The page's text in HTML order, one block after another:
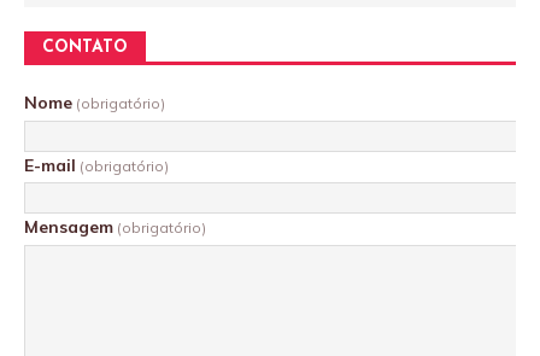
CONTATO
Nome (obrigatório)
E-mail (obrigatório)
Mensagem (obrigatório)